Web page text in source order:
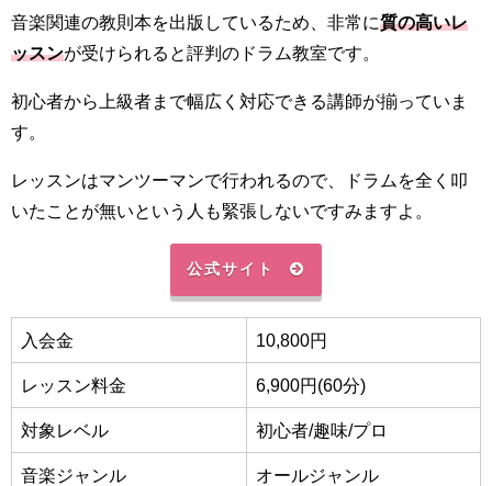
音楽関連の教則本を出版しているため、非常に質の高いレ
ッスンが受けられると評判のドラム教室です。
初心者から上級者まで幅広く対応できる講師が揃っていま
す。
レッスンはマンツーマンで行われるので、ドラムを全く叩
いたことが無いという人も緊張しないですみますよ。
公式サイト
入会金 10,800円
レッスン料金 6,900円(60分)
対象レベル 初心者/趣味/プロ
音楽ジャンル オールジャンル